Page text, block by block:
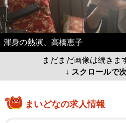
渾身の熱演、高橋恵子
まだまだ画像は続きま
↓ スクロールで
まいどなの求人情報